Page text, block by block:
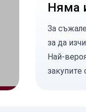
Няма
За
за да
Най-
закупите